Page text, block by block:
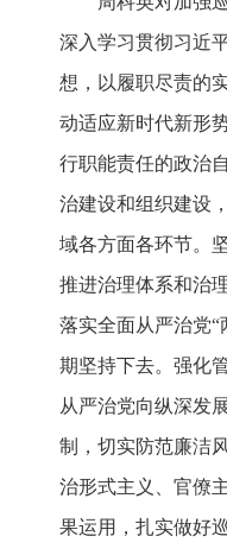
深入学习贯彻习近
想，以履职尽责的
动适应新时代新形
行职能责任的政治
治建设和组织建设
域各方面各环节。
推进治理体系和治
落实全面从严治党“
期坚持下去。强化
从严治党向纵深发
制，切实防范廉洁
治形式主义、官僚
果运用，扎实做好